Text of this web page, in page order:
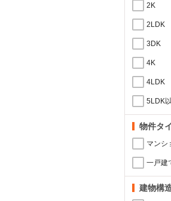
2K
2LDK
3DK
4K
4LDK
5LDK
物件タ
マンシ
一戸建
建物構